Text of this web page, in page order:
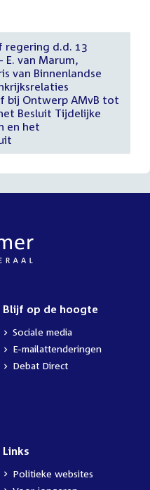
regering d.d. 13
E. van Marum,
van Binnenlandse
bij Ontwerp AMvB tot
Besluit Tijdelijke
en het
Blijf op de hoogte
Sociale media
E-mailattenderingen
Debat Direct
Links
Politieke websites